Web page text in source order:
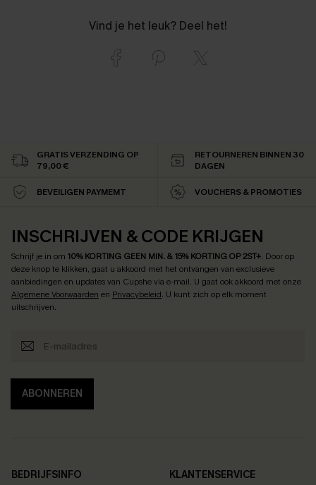
Vind je het leuk? Deel het!
GRATIS VERZENDING OP
79,00 €
RETOURNEREN BINNEN 30
DAGEN
BEVEILIGEN PAYMEMT VOUCHERS & PROMOTIES
INSCHRIJVEN & CODE KRIJGEN
Schrijf je in om 10% KORTING GEEN MIN. & 15% KORTING OP 2ST+. Door op
deze knop te klikken, gaat u akkoord met het ontvangen van exclusieve
aanbiedingen en updates van Cupshe via e-mail. U gaat ook akkoord met onze
Algemene Voorwaarden en Privacybeleid. U kunt zich op elk moment
uitschrijven.
ABONNEREN
BEDRIJFSINFO
KLANTENSERVICE